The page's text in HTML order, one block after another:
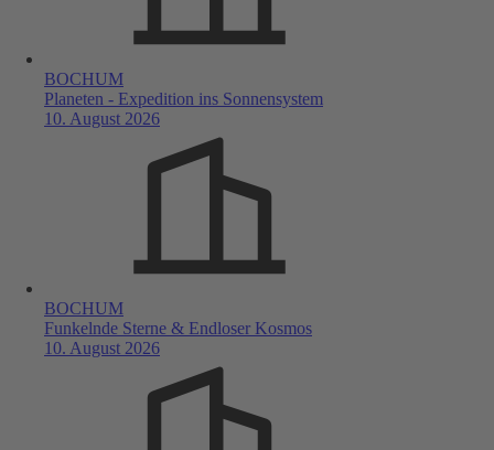
BOCHUM
Planeten - Expedition ins Sonnensystem
10. August 2026
BOCHUM
Funkelnde Sterne & Endloser Kosmos
10. August 2026